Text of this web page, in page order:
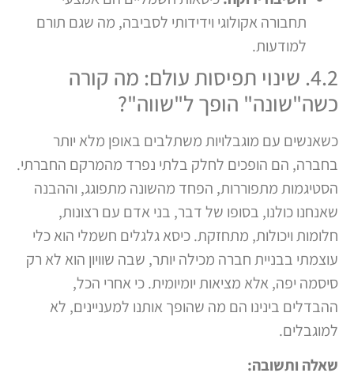
תחבורה אקולוגי וידידותי לסביבה, מה שגם תורם
למודעות.
4.2. שינוי תפיסות עולם: מה קורה
כשה"שונה" הופך ל"שווה"?
כשאנשים עם מוגבלויות משתלבים באופן מלא יותר
בחברה, הם הופכים לחלק בלתי נפרד מהמרקם החברתי.
הסטיגמות מתפוררות, הפחד מהשונה מתפוגג, וההבנה
שאנחנו כולנו, בסופו של דבר, בני אדם עם רצונות,
חלומות ויכולות, מתחזקת. כיסא גלגלים חשמלי הוא כלי
עוצמתי בבניית חברה מכילה יותר, שבה שוויון הוא לא רק
סיסמה יפה, אלא מציאות יומיומית. כי אחרי הכל,
ההבדלים בינינו הם מה שהופך אותנו למעניינים, לא
למוגבלים.
שאלה ותשובה: